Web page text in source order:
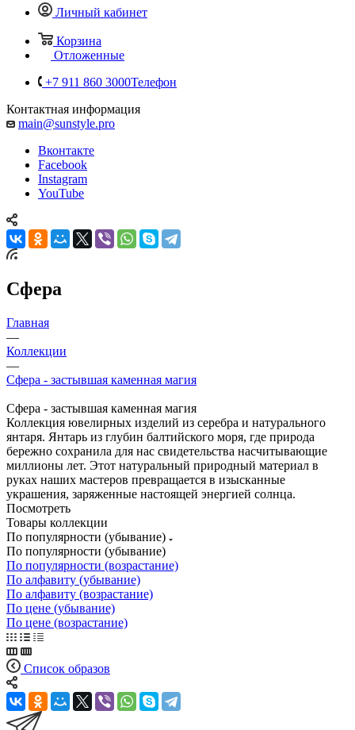
Личный кабинет
Корзина
Отложенные
+7 911 860 3000Телефон
Контактная информация
main@sunstyle.pro
Вконтакте
Facebook
Instagram
YouTube
Сфера
Главная
—
Коллекции
—
Сфера - застывшая каменная магия
Сфера - застывшая каменная магия
Коллекция ювелирных изделий из серебра и натурального
янтаря. Янтарь из глубин балтийского моря, где природа
бережно сохранила для нас свидетельства насчитывающие
миллионы лет. Этот натуральный природный материал в
руках наших мастеров превращается в изысканные
украшения, заряженные настоящей энергией солнца.
Посмотреть
Товары коллекции
По популярности (убывание)
По популярности (убывание)
По популярности (возрастание)
По алфавиту (убывание)
По алфавиту (возрастание)
По цене (убывание)
По цене (возрастание)
Список образов